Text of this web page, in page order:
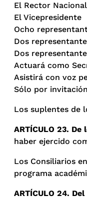
El Rector Nacional
El Vicepresidente
Ocho
Dos
Dos
Actuará como
Asistirá con voz
Sólo por
Los suplentes de
ARTÍCULO 23.
haber ejercido
Los Consiliarios
programa
ARTÍCULO 24.